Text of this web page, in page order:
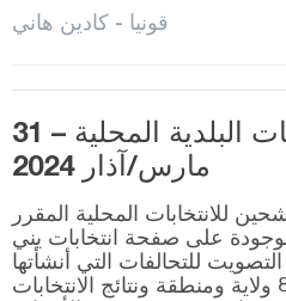
شومارا
ديربوجاك
دوغان حصار
أمير غازي
إيريغيلي
غوني سينير
قونيا - كادين هاني
المرشحون للانتخابات البلدية المحلية – 31
مارس/آذار 2024
للانتخابات المحلية المقرر
31 مارس موجودة على صفحة انتخابات يني
للتحالفات التي أنشأتها
الأحزاب التركية في 81 ولاية ومنطقة ونتائج الانتخابات